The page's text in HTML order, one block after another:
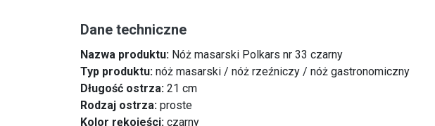
Dane techniczne
Nazwa produktu: Nóż masarski Polkars nr 33 czarny
Typ produktu: nóż masarski / nóż rzeźniczy / nóż gastronomiczny
Długość ostrza: 21 cm
Rodzaj ostrza: proste
Kolor rękojeści: czarny